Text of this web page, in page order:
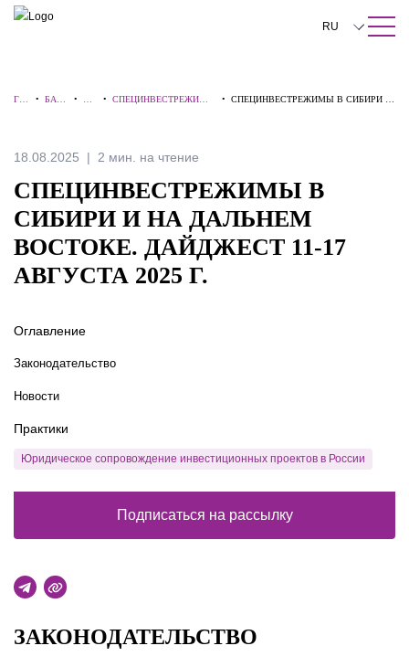
ПОИСК ПО САЙТУ Закрыть
RU
中文
Español
ГЛ
•БАЗА
• • СПЕЦИНВЕСТРЕЖИМЫ
• СПЕЦИНВЕСТРЕЖИМЫ В СИБИРИ И
18.08.2025 2 мин. на чтение
СПЕЦИНВЕСТРЕЖИМЫ В
СИБИРИ И НА ДАЛЬНЕМ
ВОСТОКЕ. ДАЙДЖЕСТ 11-17
АВГУСТА 2025 Г.
ЗАКОНОДАТЕЛЬСТВО
Оглавление
Законодательство
Новости
Практики
Юридическое сопровождение инвестиционных проектов в России
Подписаться на рассылку